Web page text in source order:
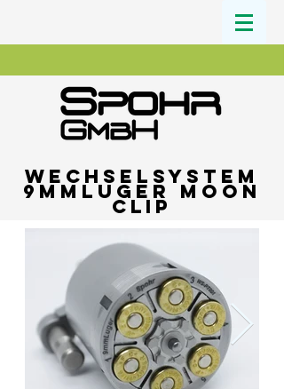
Wechselsystem
9mmLuger Moon
clip